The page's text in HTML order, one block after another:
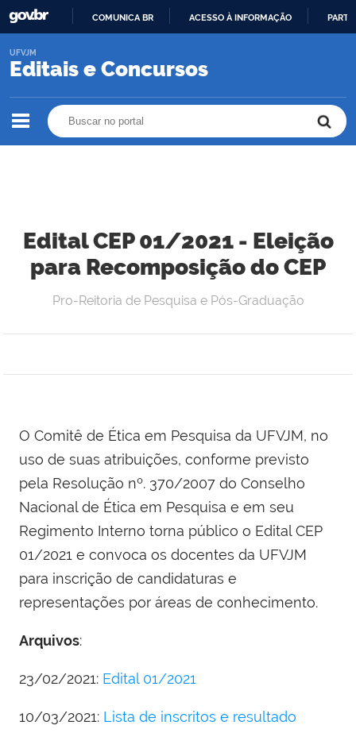
O
COMUNICA BR ACESSO À INFORMAÇÃO
Editais e Concursos
UFVJM
Edital CEP 01/2021 - Eleição
para Recomposição do CEP
Pro-Reitoria de Pesquisa e Pós-Graduação
O Comitê de Ética em Pesquisa da UFVJM, no
uso de suas atribuições, conforme previsto
pela Resolução nº. 370/2007 do Conselho
Nacional de Ética em Pesquisa e em seu
Regimento Interno torna público o Edital CEP
01/2021 e convoca os docentes da UFVJM
para inscrição de candidaturas e
representações por áreas de conhecimento.
Arquivos:
23/02/2021: Edital 01/2021
10/03/2021: Lista de inscritos e resultado